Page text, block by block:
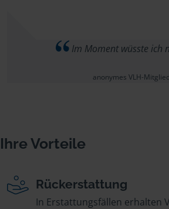
Im Moment wüsste ich
anonymes VLH-Mitglied
Ihre Vorteile
Rückerstattung
In Erstattungsfällen erhalten